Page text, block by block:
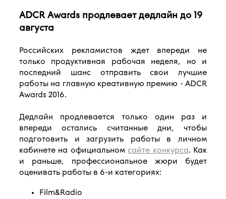
ADCR Awards продлевает дедлайн до 19
августа
Российских рекламистов ждет впереди не
только продуктивная рабочая неделя, но и
последний шанс отправить свои лучшие
работы на главную креативную премию - ADCR
Awards 2016.
Дедлайн продлевается только один раз и
впереди остались считанные дни, чтобы
подготовить и загрузить работы в личном
кабинете на официальном сайте конкурса. Как
и раньше, профессиональное жюри будет
оценивать работы в 6-и категориях:
Film&Radio